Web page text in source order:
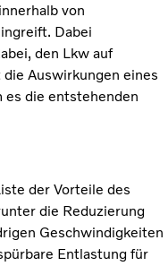
von
Dabei
den Lkw auf
Auswirkungen eines
die entstehenden
der Vorteile des
die Reduzierung
Geschwindigkeiten
Entlastung für